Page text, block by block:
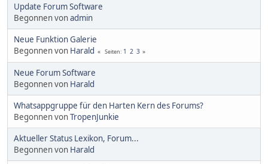
Update Forum Software
Begonnen vonadmin
Neue Funktion Galerie
Begonnen von Harald Seiten 1 2 3
Neue Forum Software
Begonnen von Harald
Whatsappgruppe für den Harten Kern des Forums?
Begonnen vonTropenJunkie
Aktueller Status Lexikon, Forum...
Begonnen von Harald